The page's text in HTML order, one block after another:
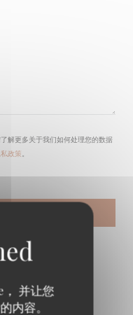
并让您
内容。
解更多关于我们如何处理您的数据
政策